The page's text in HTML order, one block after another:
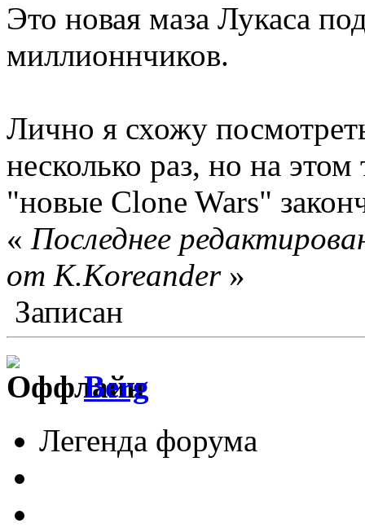
Это новая маза Лукаса
миллионнчиков.
Лично я схожу
несколько раз, но на
"новые Clone Wars"
« Последнее
от K.Koreander»
Записан
Berg
Легенда форума